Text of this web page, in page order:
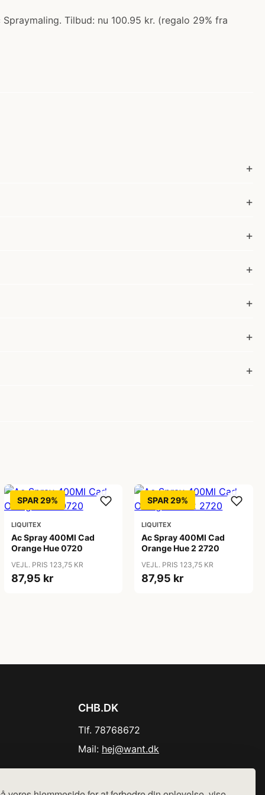
Tilbud: nu 100.95 kr. (regalo 29% fra
SPAR 29%
LIQUITEX
Ac Spray 400Ml Cad
Orange Hue 0720
VEJL. PRIS 123,75 KR
87,95 kr
SPAR 29%
LIQUITEX
Ac Spray 400Ml Cad
Orange Hue 2 2720
VEJL. PRIS 123,75 KR
87,95 kr
CHB.DK
Tlf. 78768672
Mail: hej@want.dk